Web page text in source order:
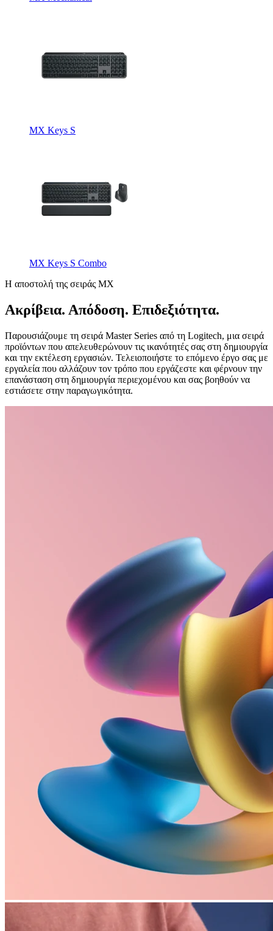
MX Keys S
MX Keys S Combo
Η αποστολή της σειράς MX
Ακρίβεια. Απόδοση. Επιδεξιότητα.
Παρουσιάζουμε τη σειρά Master Series από τη Logitech, μια σειρά
προϊόντων που απελευθερώνουν τις ικανότητές σας στη δημιουργία
και την εκτέλεση εργασιών. Τελειοποιήστε το επόμενο έργο σας με
εργαλεία που αλλάζουν τον τρόπο που εργάζεστε και φέρνουν την
επανάσταση στη δημιουργία περιεχομένου και σας βοηθούν να
εστιάσετε στην παραγωγικότητα.